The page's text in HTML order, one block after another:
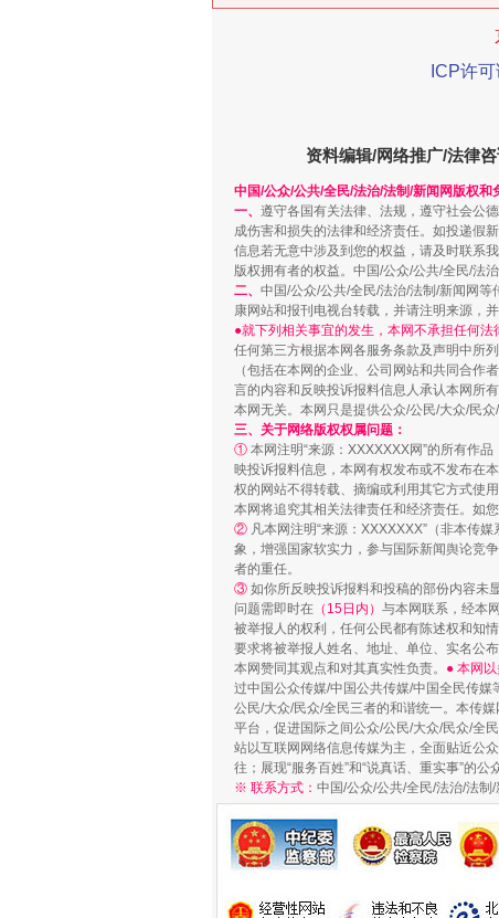
招工难、用工荒背后
网上购药对药下症？
ICP许
资料编辑/网络推广/法律咨
中国/公众/公共/全民/法治/法制/新闻网版权和
一、 遵守各国有关法律、法规，遵守社会公
成伤害和损失的法律和经济责任。如投递假
信息若无意中涉及到您的权益，请及时联系
版权拥有者的权益。中国/公众/公共/全民/法
二、 中国/公众/公共/全民/法治/法制/新闻网
康网站和报刊电视台转载，并请注明来源，并
●就下列相关事宜的发生，本网不承担任何
任何第三方根据本网各服务条款及声明中所
（包括在本网的企业、公司网站和共同合作
言的内容和反映投诉报料信息人承认本网所
本网无关。本网只是提供公众/公民/大众/民
三、关于网络版权权属问题：
① 本网注明“来源：XXXXXXX网”的所有作
映投诉报料信息，本网有权发布或不发布在
权的网站不得转载、摘编或利用其它方式使
本网将追究其相关法律责任和经济责任。如
② 凡本网注明“来源：XXXXXXX”（非本传
象，增强国家软实力，参与国际新闻舆论竞
者的重任。
③ 如你所反映投诉报料和投稿的部份内容未
问题需即时在 （15日内） 与本网联系，经本
被举报人的权利，任何公民都有陈述权和知情
要求将被举报人姓名、地址、单位、实名公
本网赞同其观点和对其真实性负责。 ● 本网
过中国公众传媒/中国公共传媒/中国全民传
公民/大众/民众/全民三者的和谐统一。本传
平台，促进国际之间公众/公民/大众/民众/全
站以互联网网络信息传媒为主，全面贴近公
往；展现“服务百姓”和“说真话、重实事”的
※ 联系方式： 中国/公众/公共/全民/法治/法制